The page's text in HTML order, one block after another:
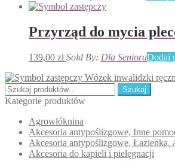
Przyrząd do mycia
139,00 zł Sold By: Dla SenioraDodaj
Wózek inwalidzki
Szukaj:
Szukaj
Kategorie produktów
Agrowłóknina
Akcesoria antypoślizgowe, Inne
Akcesoria antypoślizgowe, Łazienka,
Akcesoria do kąpieli i pielęgnacji